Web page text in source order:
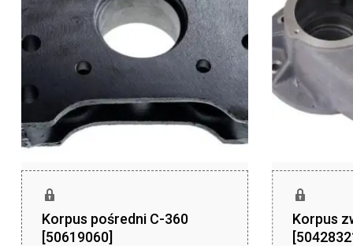
Korpus pośredni C-360
[50619060]
Korpus